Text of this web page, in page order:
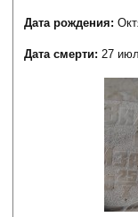
Дата рождения:
Дата смерти:27